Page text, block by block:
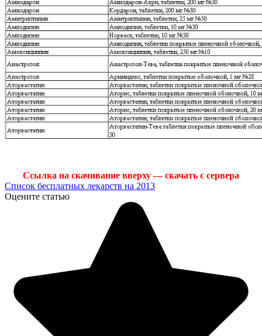
Ссылка на скачивание вверху — скачать с сервера
Список бесплатных лекарств на 2013
Оцените статью